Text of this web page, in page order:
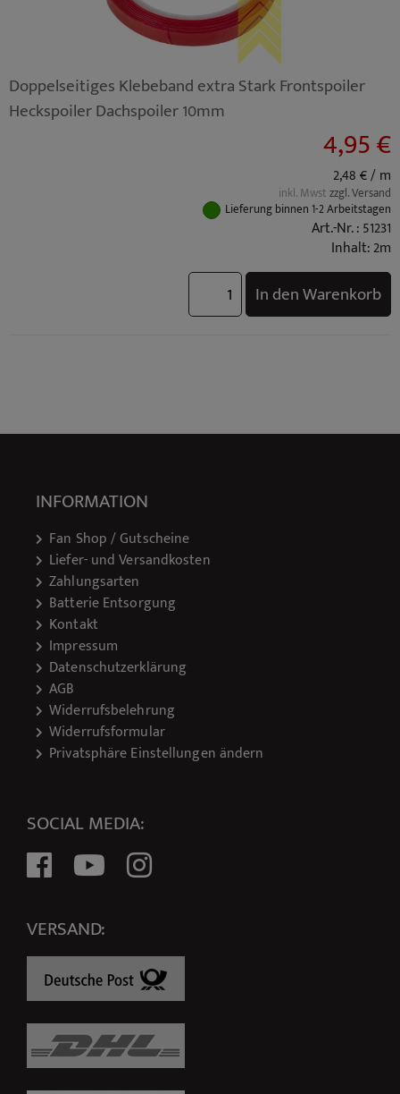
Doppelseitiges Klebeband extra Stark Frontspoiler
Heckspoiler Dachspoiler 10mm
4,95 €
2,48 € / m
inkl. Mwstzzgl. Versand
Lieferung binnen 1-2 Arbeitstagen
Art.-Nr. : 51231
Inhalt: 2m
In den Warenkorb
SOCIAL MEDIA:
VERSAND:
INFORMATION
Fan Shop / Gutscheine
Liefer- und Versandkosten
Zahlungsarten
Batterie Entsorgung
Kontakt
Impressum
Datenschutzerklärung
AGB
Widerrufsbelehrung
Widerrufsformular
Privatsphäre Einstellungen ändern